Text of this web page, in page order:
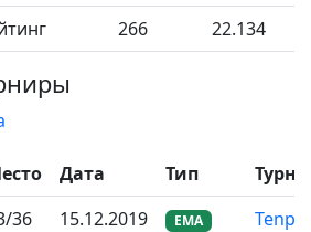
266 22.134
Дата Тип
36 15.12.2019 EMA
Tenpai